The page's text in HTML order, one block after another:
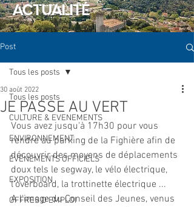
ACTUALITÉ
Post
Tous les posts
CULTURE & EVENEMENTS
ENVIRONNEMENT
ÉVÉNEMENTS OFFICIELS
EXPOSITION
OFFRES D'EMPLOI
Tous les posts
JE PASSE AU VERT
30 août 2022
Vous avez jusqu'à 17h30 pour vous
rendre au parking de la Fighière afin de
découvrir des moyens de déplacements
doux tels le segway, le vélo électrique,
l'overboard, la trottinette électrique ...
A l'image du Conseil des Jeunes, venus